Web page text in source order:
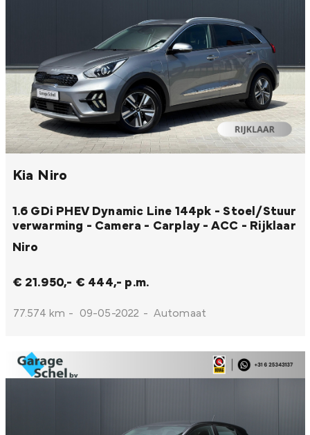
Kia Niro
1.6 GDi PHEV Dynamic Line 144pk - Stoel/Stuur
verwarming - Camera - Carplay - ACC - Rijklaar
Niro
€ 21.950,- € 444,- p.m.
77.574 km - 09-05-2022 - Automaat